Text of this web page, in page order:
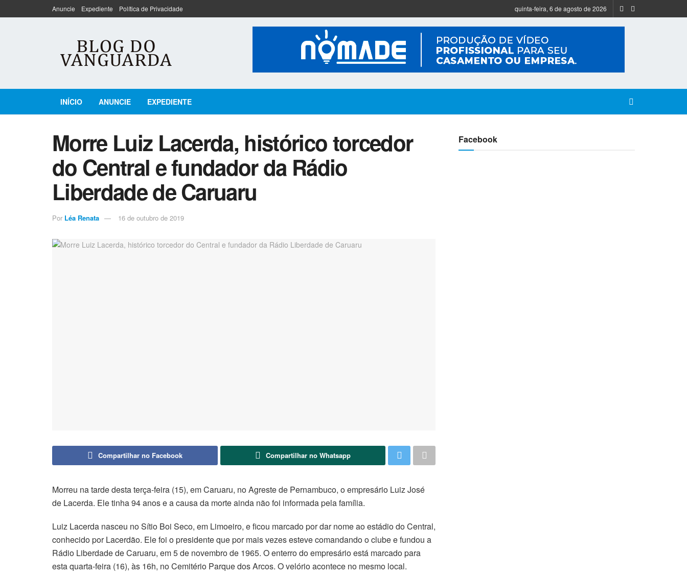
Anuncie Expediente Política de Privacidade quinta-feira, 6 de agosto de 2026
INÍCIO ANUNCIE EXPEDIENTE
Morre Luiz Lacerda, histórico torcedor
do Central e fundador da Rádio
Liberdade de Caruaru
Por Léa Renata 16 de outubro de 2019
Compartilhar no Facebook Compartilhar no Whatsapp
Morreu na tarde desta terça-feira (15), em Caruaru, no Agreste de Pernambuco, o empresário Luiz José
de Lacerda. Ele tinha 94 anos e a causa da morte ainda não foi informada pela família.
Luiz Lacerda nasceu no Sítio Boi Seco, em Limoeiro, e ficou marcado por dar nome ao estádio do Central,
conhecido por Lacerdão. Ele foi o presidente que por mais vezes esteve comandando o clube e fundou a
Rádio Liberdade de Caruaru, em 5 de novembro de 1965. O enterro do empresário está marcado para
esta quarta-feira (16), às 16h, no Cemitério Parque dos Arcos. O velório acontece no mesmo local.
Facebook